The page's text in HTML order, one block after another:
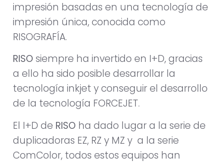
impresión basadas en una tecnología de
impresión única, conocida como
RISOGRAFÍA.
RISO siempre ha invertido en I+D, gracias
a ello ha sido posible desarrollar la
tecnología inkjet y conseguir el desarrollo
de la tecnología FORCEJET.
El I+D de RISO ha dado lugar a la serie de
duplicadoras EZ, RZ y MZ y a la serie
ComColor, todos estos equipos han